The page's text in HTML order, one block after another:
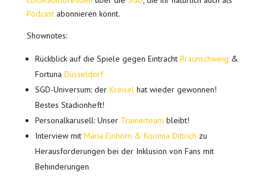
Podcastabonnieren könnt.
Shownotes:
Rückblick auf die Spiele gegen Eintracht Braunschweig &
Fortuna Düsseldorf
SGD-Universum: der Kreisel hat wieder gewonnen!
Bestes Stadionheft!
Personalkarusell: Unser Trainerteam bleibt!
Interview mit Maria Einhorn & Korinna Dittrich zu
Herausforderungen bei der Inklusion von Fans mit
Behinderungen